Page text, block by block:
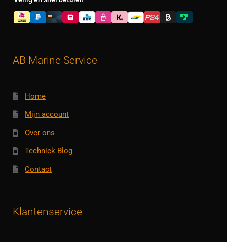
AB Marine Service
Home
Mijn account
Over ons
Techniek Blog
Contact
Klantenservice